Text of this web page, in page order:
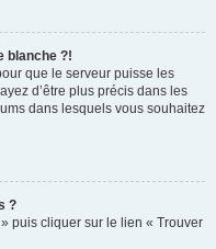
blanche ?!
que le serveur puisse les
d’être plus précis dans les
dans lesquels vous souhaitez
?
puis cliquer sur le lien « Trouver